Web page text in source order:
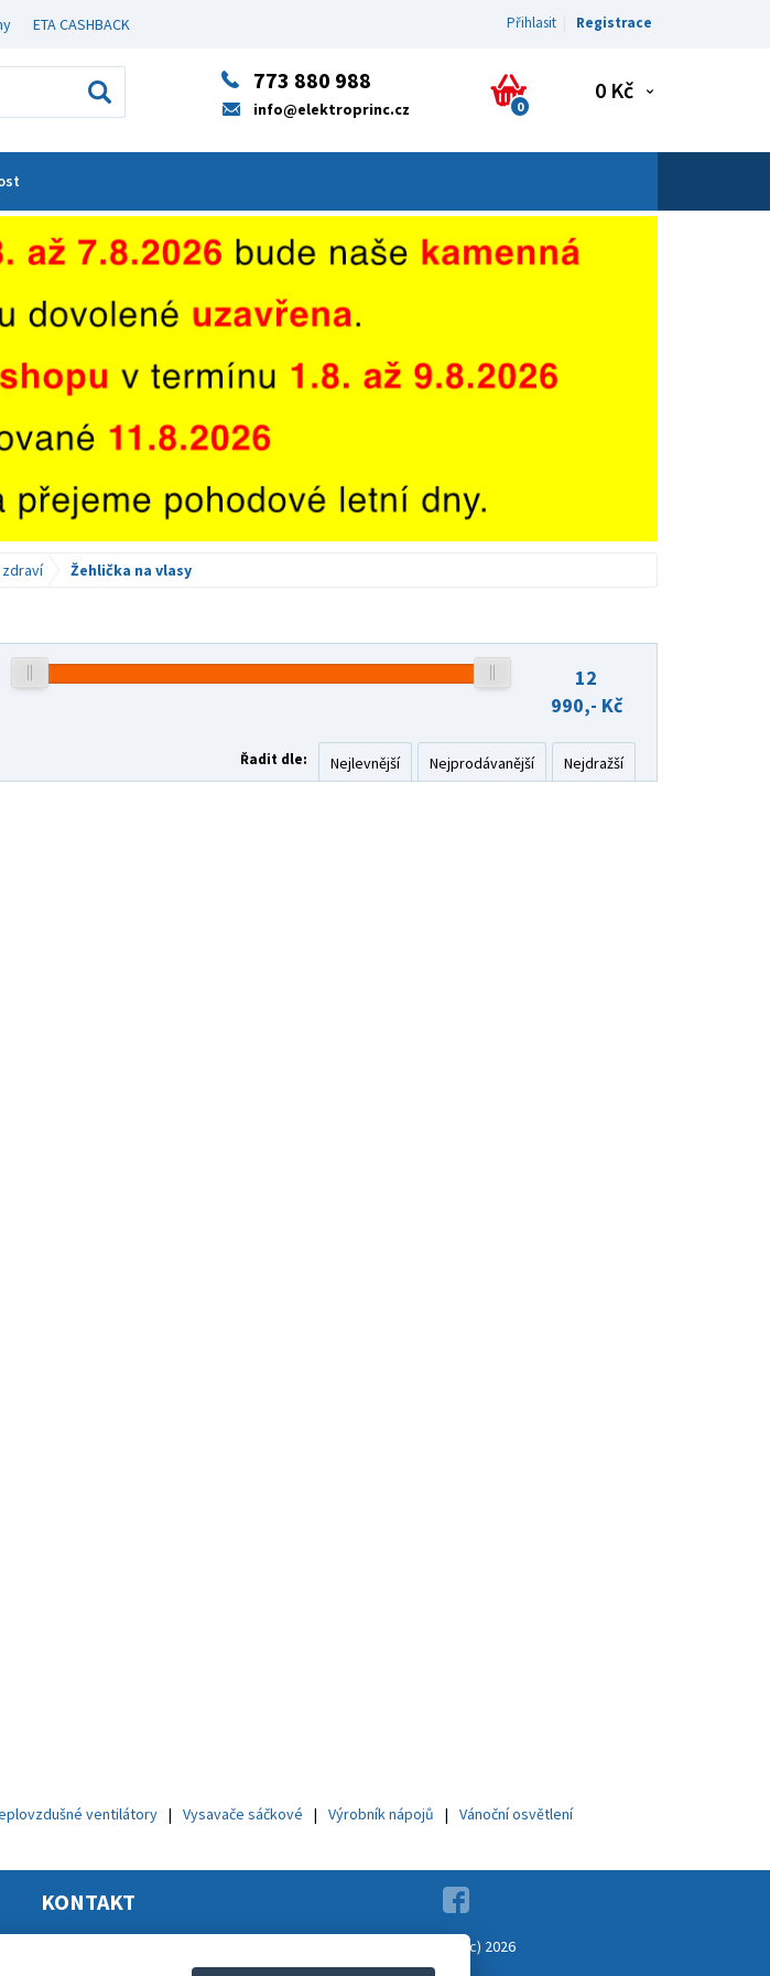
ETA CASHBACK Přihlasit Registrace
773 880 988
info@elektroprinc.cz 0
0 Kč
Žehlička na vlasy
12
990,- Kč
Nejlevnější Nejprodávanější Nejdražší
Řadit dle:
ventilátory Vysavače sáčkové Výrobník nápojů Vánoční osvětlení
KONTAKT
Copyright (c) 2026